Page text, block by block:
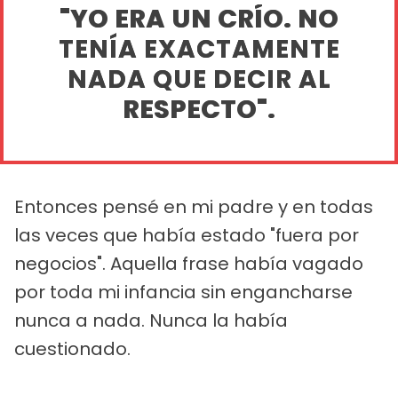
"YO ERA UN CRÍO. NO
TENÍA EXACTAMENTE
NADA QUE DECIR AL
RESPECTO".
Entonces pensé en mi padre y en todas
las veces que había estado "fuera por
negocios". Aquella frase había vagado
por toda mi infancia sin engancharse
nunca a nada. Nunca la había
cuestionado.